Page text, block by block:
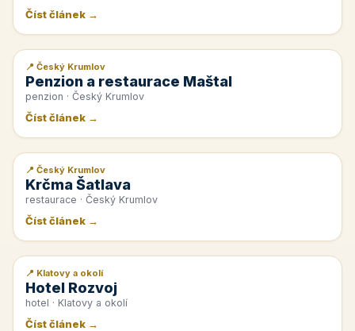
Číst článek →
📰 PR článek
📍 Český Krumlov
Penzion a restaurace Maštal
penzion · Český Krumlov
Číst článek →
📰 PR článek
📍 Český Krumlov
Krčma Šatlava
restaurace · Český Krumlov
Číst článek →
📰 PR článek
📍 Klatovy a okolí
Hotel Rozvoj
hotel · Klatovy a okolí
Číst článek →